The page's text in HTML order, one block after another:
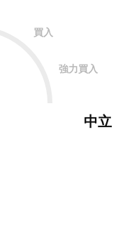
買入
強力買入
中立